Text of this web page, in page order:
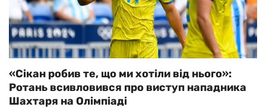
«Сікан робив те, що ми хотіли від нього»:
Ротань всивловився про виступ нападника
Шахтаря на Олімпіаді